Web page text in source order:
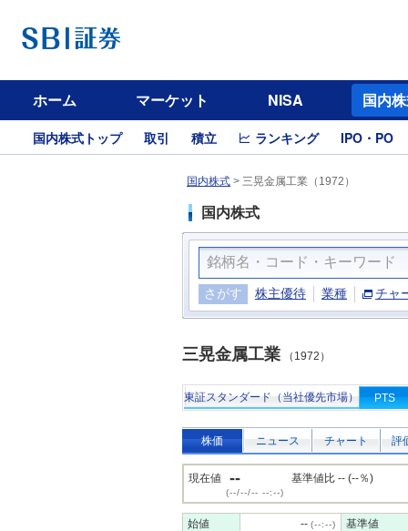
ホーム マーケット NISA 国内
国内株式トップ 取引 積立 ランキング IPO・PO
国内株式 > 三晃金属工業（1972）
国内株式
さがす 株主優待 業種 チャ
三晃金属工業 （1972）
東証スタンダード（当社優先市場） PTS
株価 ニュース チャート 評
現在値 --
(--/--/-- --:--)
基準値比 -- (--％)
始値 -- (--:--)
基準値